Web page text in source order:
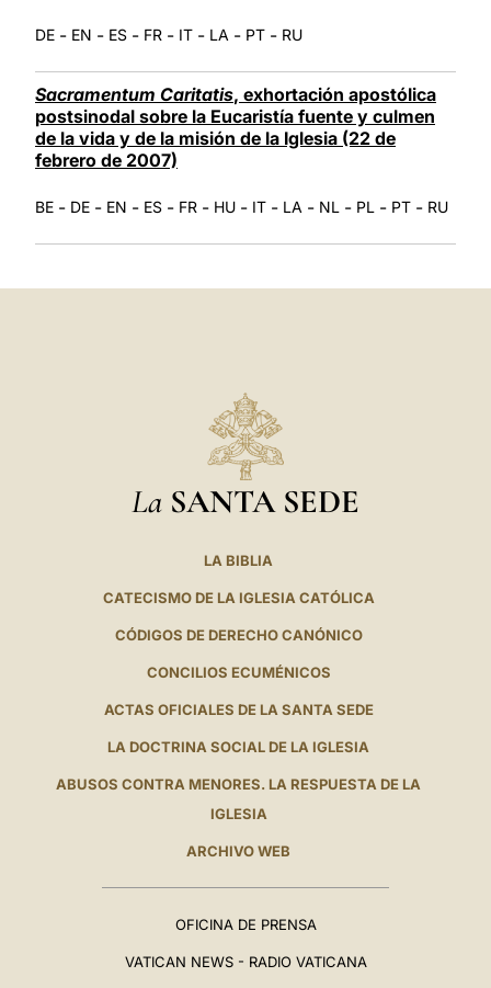
DE - EN - ES - FR - IT - LA - PT - RU
Sacramentum Caritatis, exhortación apostólica
postsinodal sobre la Eucaristía fuente y culmen
de la vida y de la misión de la Iglesia (22 de
febrero de 2007)
BE - DE - EN - ES - FR - HU - IT - LA - NL - PL - PT - RU
La SANTA SEDE
LA BIBLIA
CATECISMO DE LA IGLESIA CATÓLICA
CÓDIGOS DE DERECHO CANÓNICO
CONCILIOS ECUMÉNICOS
ACTAS OFICIALES DE LA SANTA SEDE
LA DOCTRINA SOCIAL DE LA IGLESIA
ABUSOS CONTRA MENORES. LA RESPUESTA DE LA
IGLESIA
ARCHIVO WEB
OFICINA DE PRENSA
VATICAN NEWS - RADIO VATICANA